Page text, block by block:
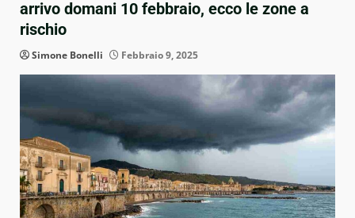
arrivo domani 10 febbraio, ecco le zone a
rischio
Simone Bonelli Febbraio 9, 2025